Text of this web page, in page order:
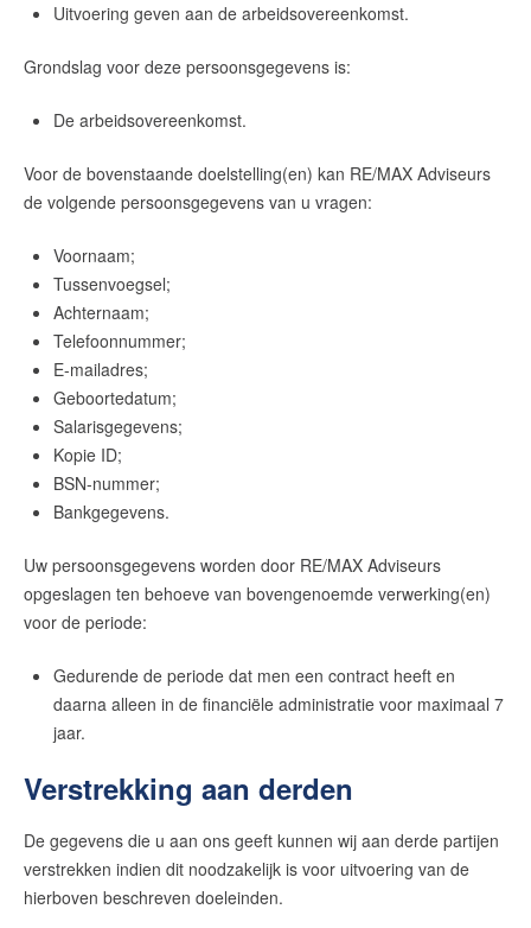
Uitvoering geven aan de arbeidsovereenkomst.
Grondslag voor deze persoonsgegevens is:
De arbeidsovereenkomst.
Voor de bovenstaande doelstelling(en) kan RE/MAX Adviseurs
de volgende persoonsgegevens van u vragen:
Voornaam;
Tussenvoegsel;
Achternaam;
Telefoonnummer;
E-mailadres;
Geboortedatum;
Salarisgegevens;
Kopie ID;
BSN-nummer;
Bankgegevens.
Uw persoonsgegevens worden door RE/MAX Adviseurs
opgeslagen ten behoeve van bovengenoemde verwerking(en)
voor de periode:
Gedurende de periode dat men een contract heeft en
daarna alleen in de financiële administratie voor maximaal 7
jaar.
Verstrekking aan derden
De gegevens die u aan ons geeft kunnen wij aan derde partijen
verstrekken indien dit noodzakelijk is voor uitvoering van de
hierboven beschreven doeleinden.